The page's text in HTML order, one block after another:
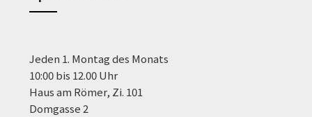
Jeden 1. Montag des Monats
10:00 bis 12.00 Uhr
Haus am Römer, Zi. 101
Domgasse 2